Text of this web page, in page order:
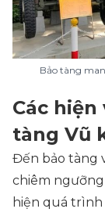
Bảo tàng
Các
tàng Vũ
Đến bảo tàng
chiêm
hiện quá